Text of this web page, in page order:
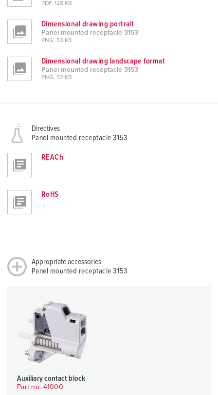
PDF, 128 KB
Dimensional drawing portrait
Panel mounted receptacle 3153
PNG, 53 KB
Dimensional drawing landscape format
Panel mounted receptacle 3153
PNG, 52 KB
Directives
Panel mounted receptacle 3153
REACh
RoHS
Appropriate accessories
Panel mounted receptacle 3153
Auxiliary contact block
Part no. 41000